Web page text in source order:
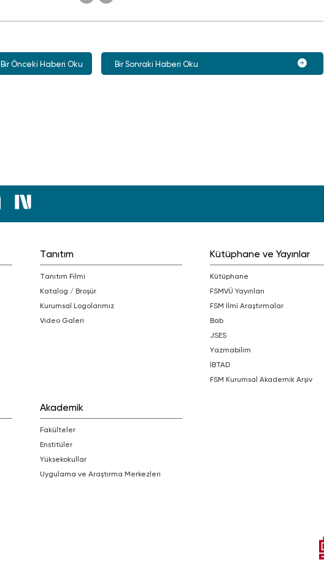
Bir Önceki Haberi Oku Bir Sonraki Haberi Oku
Tanıtım
Tanıtım Filmi
Katalog / Broşür
Kurumsal Logolarımız
Video Galeri
Kütüphane ve Yayınlar
Kütüphane
FSMVÜ Yayınları
FSM İlmî Araştırmalar
bab
JSES
Yazmabilim
İBTAD
FSM Kurumsal Akademik Arşiv
Akademik
Fakülteler
Enstitüler
Yüksekokullar
Uygulama ve Araştırma Merkezleri